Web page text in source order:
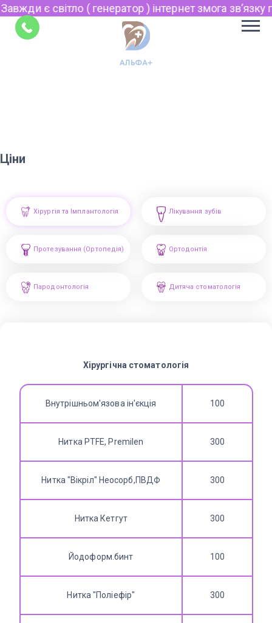
є світло ( генератор ) інтернет змога звʼязку по
Ціни
Хірургія та Імплантологія Лікування зубів
Протезування (Ортопедія) Ортодонтія
Пародонтологія Дитяча стоматологія
Хірургічна стоматологія
Внутрішньом'язова ін'єкція 100
Нитка PTFE, Premilen 300
Нитка "Вікріл" Неосорб,ПВДФ 300
Нитка Кетгут 300
Йодоформ.бинт 100
Нитка "Поліефір" 300